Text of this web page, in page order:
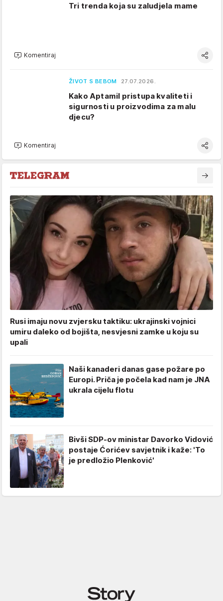
Tri trenda koja su zaludjela mame
Komentiraj
ŽIVOT S BEBOM 27.07.2026.
Kako Aptamil pristupa kvaliteti i
sigurnosti u proizvodima za malu
djecu?
Komentiraj
Rusi imaju novu zvjersku taktiku: ukrajinski vojnici
umiru daleko od bojišta, nesvjesni zamke u koju su
upali
Naši kanaderi danas gase požare po
Europi. Priča je počela kad nam je JNA
ukrala cijelu flotu
Bivši SDP-ov ministar Davorko Vidović
postaje Ćorićev savjetnik i kaže: 'To
je predložio Plenković'